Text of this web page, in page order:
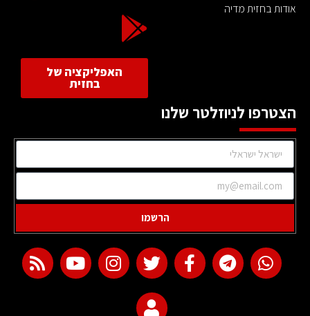
אודות בחזית מדיה
האפליקציה של
בחזית
הצטרפו לניוזלטר שלנו
הרשמו